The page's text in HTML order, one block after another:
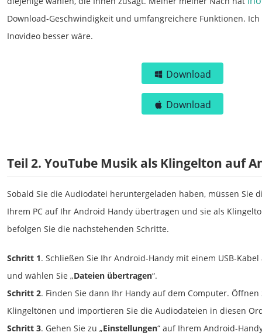
Download-Geschwindigkeit und umfangreichere Funktionen. Ich
Inovideo besser wäre.
Download
Download
Teil 2. YouTube Musik als Klingelton auf
Sobald Sie die Audiodatei heruntergeladen haben, müssen Sie
Ihrem PC auf Ihr Android Handy übertragen und sie als
befolgen Sie die nachstehenden Schritte.
Schritt 1. Schließen Sie Ihr Android-Handy mit einem USB-
und wählen Sie „Dateien übertragen“.
Schritt 2. Finden Sie dann Ihr Handy auf dem Computer.
Klingeltönen und importieren Sie die Audiodateien in diesen
Schritt 3. Gehen Sie zu „Einstellungen“ auf Ihrem Android-